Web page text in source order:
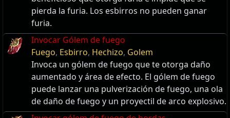
pierda la furia. Los esbirros no pueden ganar
furia.
Invocar Gólem de fuego
Fuego, Esbirro, Hechizo, Golem
Invoca un gólem de fuego que te otorga daño
aumentado y área de efecto. El gólem de fuego
puede lanzar una pulverización de fuego, una ola
de daño de fuego y un proyectil de arco explosivo.